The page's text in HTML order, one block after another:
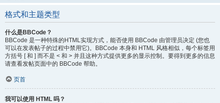
格式和主题类型
什么是BBCode？
BBCode 是一种特殊的HTML实现方式，能否使用 BBCode 由管理员决定 (您也
可以在发表帖子的过程中禁用它)。BBCode 本身和 HTML 风格相似，每个标签用
方括号 [ 和 ] 而不是 < 和 > 并且这种方式提供更多的显示控制。要得到更多的信息
请查看发帖页面中的 BBCode 帮助。
页首
我可以使用 HTML 吗？